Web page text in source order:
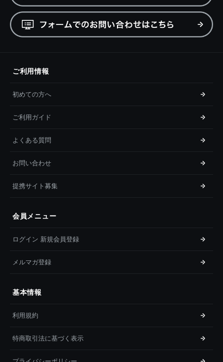
ご利用情報
初めての方へ
ご利用ガイド
よくある質問
お問い合わせ
提携サイト募集
会員メニュー
ログイン 新規会員登録
メルマガ登録
基本情報
利用規約
特商取引法に基づく表示